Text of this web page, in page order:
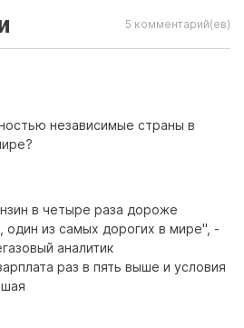
5 комментарий(ев)
независимые страны в
в четыре раза дороже
один из самых дорогих в мире", -
аналитик
раз в пять выше и условия